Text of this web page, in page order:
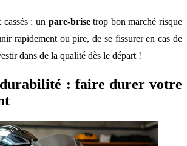
: un pare-brisetrop bon marché risque
rapidement ou pire, de se fissurer en cas de
dans de la qualité dès le départ !
: faire durer votre